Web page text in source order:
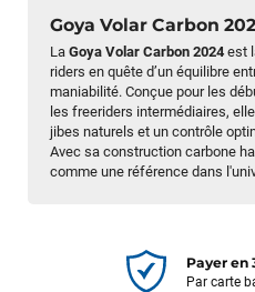
Goya Volar Carbon
La Goya Volar Carbon 2024est
riders en quête d’un équilibre
maniabilité. Conçue pour les
les freeriders intermédiaires,
jibes naturels et un contrôle
Avec sa construction carbone
comme une référence dans
Payer en
Par carte